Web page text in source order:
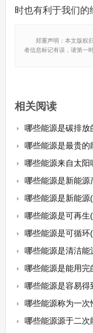
时也有利于我们的
郑重声明：本文版权
者信息标记有误，请第一
相关阅读
哪些能源是碳排放
哪些能源是最贵的
哪些能源来自太阳
哪些能源是新能源
哪些能源是新能源
哪些能源是可再生(哪
哪些能源是可循环
哪些能源是清洁能
哪些能源是能用完
哪些能源是容易得
哪些能源称为一次
哪些能源源于二次